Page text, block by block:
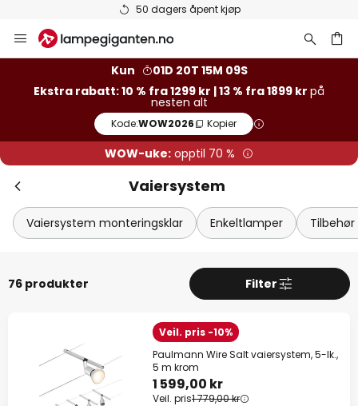
Varer på lager sendes raskt
Hopp
til
Kun
01D 20T 15M 08S
Ekstra rabatt: 10 % fra 1299 kr | 13 % fra 1899 kr på
nesten alt
Kode:WOW2026 Kopier
WOW-uke: opptil 70 %
Vaiersystem
Vaiersystem monteringsklar Enkeltlamper
76 produkter Filter
Veil. pris -10%
Paulmann Wire Salt vaiersystem, 5-lk.,
5 m krom
1 599,00 kr
Veil. pris1 779,00 kr